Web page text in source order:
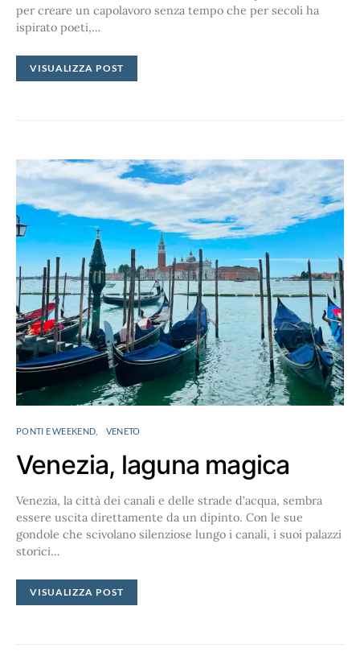
per creare un capolavoro senza tempo che per secoli ha
ispirato poeti,…
VISUALIZZA POST
PONTI E WEEKEND VENETO
Venezia, laguna magica
Venezia, la città dei canali e delle strade d’acqua, sembra
essere uscita direttamente da un dipinto. Con le sue
gondole che scivolano silenziose lungo i canali, i suoi palazzi
storici…
VISUALIZZA POST